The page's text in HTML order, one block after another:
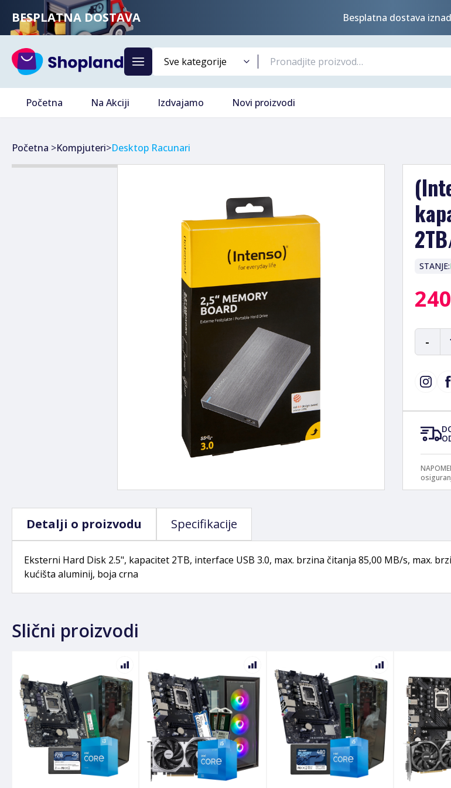
BESPLATNA DOSTAVA Besplatna dostava
Početna Na Akciji Izdvajamo Novi proizvodi
Početna >Kompjuteri>Desktop Racunari
STANJE:
-
Detalji o proizvodu Specifikacije
Eksterni Hard Disk 2.5", kapacitet 2TB, interface USB 3.0, max. brzina čitanja 85,00 MB/s, max.
kućišta aluminij, boja crna
Slični proizvodi